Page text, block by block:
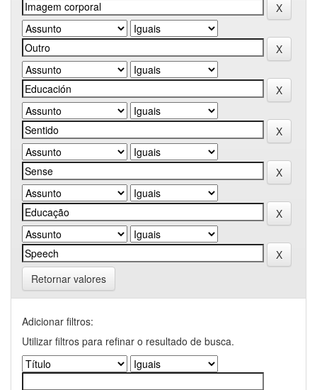
Retornar valores
Adicionar filtros:
Utilizar filtros para refinar o resultado de busca.